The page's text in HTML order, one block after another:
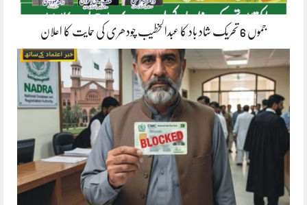
جموں 6 تحریک شاد باد کا عبدالخطیب چودھری کی حمایت کا اعلان